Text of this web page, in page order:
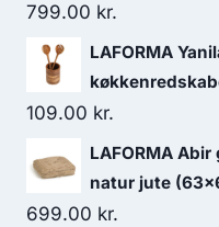
799.00 kr.
LAFORMA
109.00 kr.
LAFORMA
natur jute
699.00 kr.